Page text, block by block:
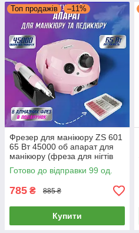
Топ продажів –11%
Фрезер для манікюру ZS 601
65 Вт 45000 об апарат для
манікюру (фреза для нігтів
Nail Drill pro zs 601)
Готово до відправки 99 од.
785 ₴ 885 ₴
Купити